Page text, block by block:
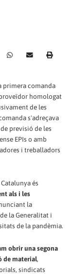
primera comanda
homologat
de les
s'adreçava
previsió de les
EPIs o amb
i treballadors
és
als i les
la
la Generalitat i
de la pandèmia.
obrir una segona
de material,
sindicats